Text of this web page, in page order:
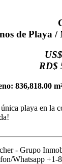
de Playa /
RD$
836,818.00
playa en la
- Grupo
Whatsapp +1-